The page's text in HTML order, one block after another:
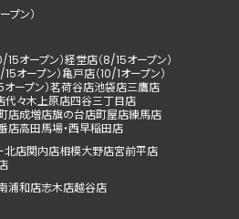
プン）
15オープン）経堂店（8/15オープン）
オープン）亀戸店（10/1オープン）
ープン）茗荷谷店池袋店三鷹店
代々木上原店四谷三丁目店
店成増店旗の台店町屋店練馬店
店高田馬場・西早稲田店
北店関内店相模大野店宮前平店
浦和店志木店越谷店